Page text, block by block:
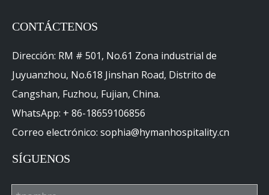
Proceso de producción
CONTÁCTENOS
Dirección: RM # 501, No.61 Zona industrial de
Juyuanzhou, No.618 Jinshan Road, Distrito de
Cangshan, Fuzhou, Fujian, China.
WhatsApp: + 86-18659106856
Correo electrónico: sophia@hymanhospitality.cn
SÍGUENOS